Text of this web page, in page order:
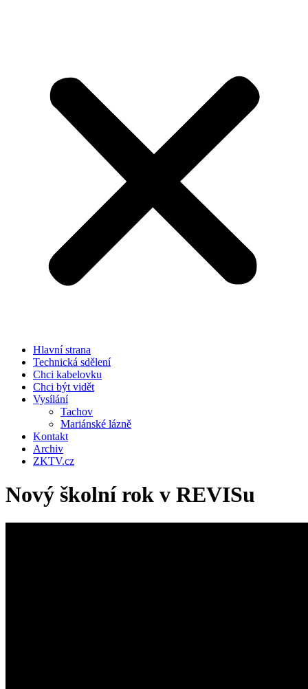
Hlavní strana
Technická sdělení
Chci kabelovku
Chci být vidět
Vysílání
Tachov
Mariánské lázně
Kontakt
Archiv
ZKTV.cz
Nový školní rok v REVISu